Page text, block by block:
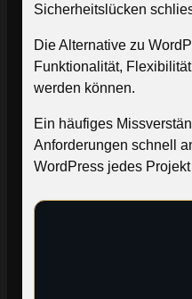
Sicherheitslücken
Die Alternative zu
Funktionalität,
werden können.
Ein häufiges
Anforderungen schnell
WordPress jedes